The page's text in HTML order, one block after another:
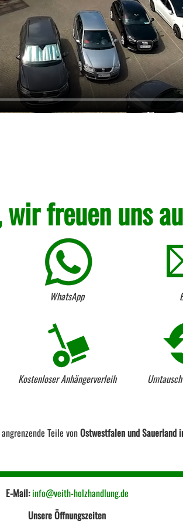
wir freuen uns
WhatsApp
Kostenloser Anhängerverleih
Teile vonOstwestfalen und Sauerland
E-Mail:info@veith-holzhandlung.de
Unsere Öffnungszeiten